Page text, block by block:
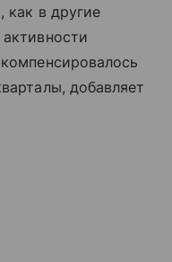
как в другие
добавляет